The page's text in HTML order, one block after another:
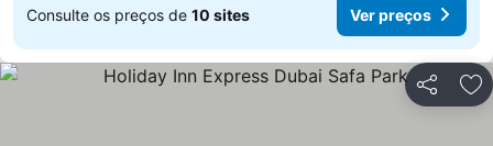
Consulte os preços de 10 sites Ver preços
Partilhar